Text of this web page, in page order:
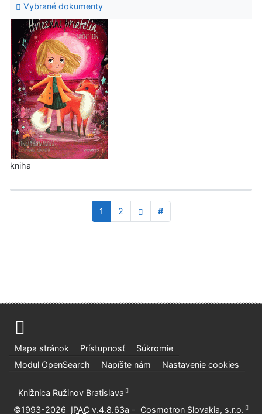
Vybrané dokumenty
kniha
1 2 #
Mapa stránok Prístupnosť
Súkromie
Modul OpenSearch
Napíšte nám Nastavenie cookies
Knižnica Ružinov Bratislava
©1993-2026 IPAC v.4.8.63a - Cosmotron Slovakia, s.r.o.